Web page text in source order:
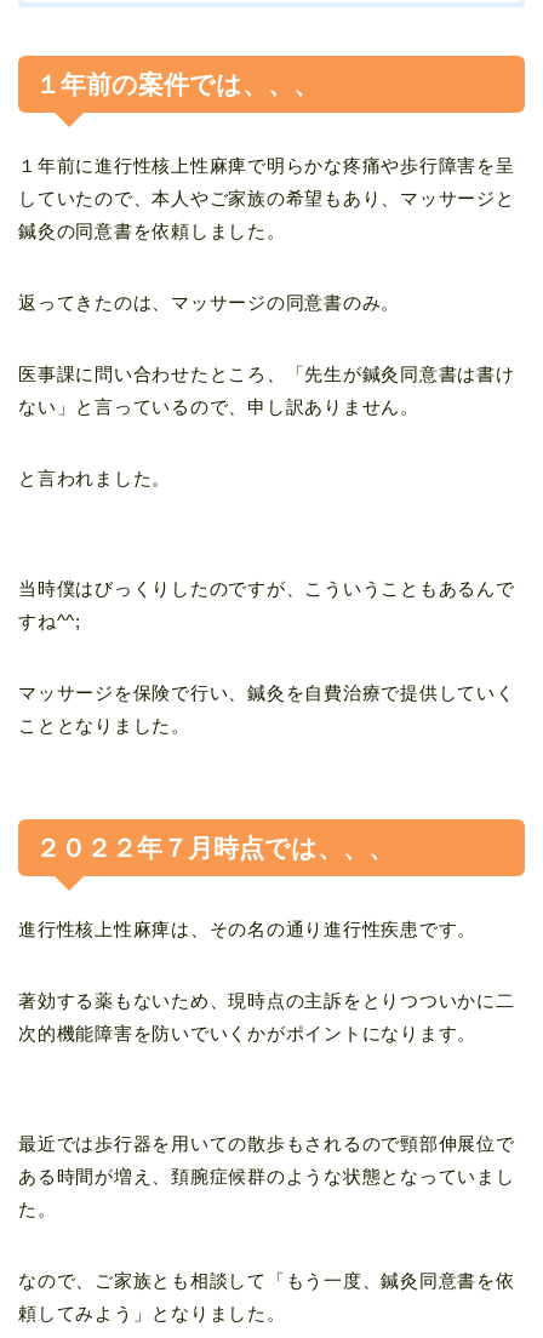
１年前の案件では、、、
１年前に進行性核上性麻痺で明らかな疼痛や歩行障害を呈
していたので、本人やご家族の希望もあり、マッサージと
鍼灸の同意書を依頼しました。
返ってきたのは、マッサージの同意書のみ。
医事課に問い合わせたところ、「先生が鍼灸同意書は書け
ない」と言っているので、申し訳ありません。
と言われました。
当時僕はびっくりしたのですが、こういうこともあるんで
すね^^;
マッサージを保険で行い、鍼灸を自費治療で提供していく
こととなりました。
２０２２年７月時点では、、、
進行性核上性麻痺は、その名の通り進行性疾患です。
著効する薬もないため、現時点の主訴をとりつついかに二
次的機能障害を防いでいくかがポイントになります。
最近では歩行器を用いての散歩もされるので頸部伸展位で
ある時間が増え、頚腕症候群のような状態となっていまし
た。
なので、ご家族とも相談して「もう一度、鍼灸同意書を依
頼してみよう」となりました。